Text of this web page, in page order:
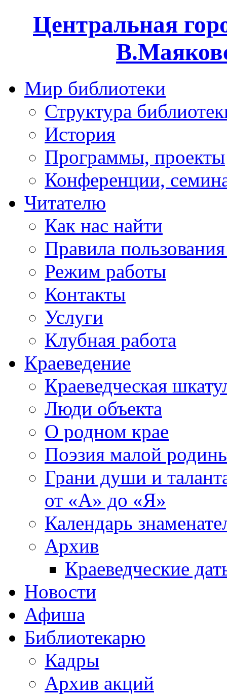
Центральная
Мир библиотеки
Структура
История
Программы, проекты
Конференции,
Читателю
Как нас найти
Правила
Режим работы
Контакты
Услуги
Клубная работа
Краеведение
Краеведческая
Люди объекта
О родном крае
Поэзия малой
Грани души и
от «А» до «Я»
Календарь
Архив
Краеведческие
Новости
Афиша
Библиотекарю
Кадры
Архив акций